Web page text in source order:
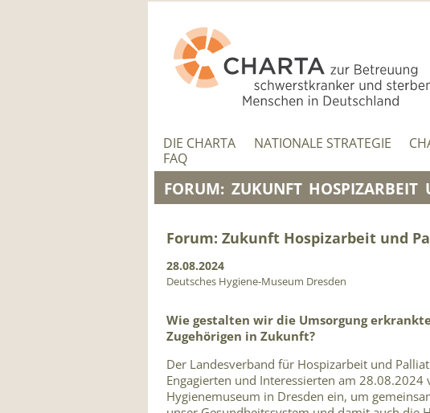
ÜBERSPRINGEN
ÜBERSPRINGEN
DIE CHARTA NATIONALE STRATEGIE
FAQ
FORUM: ZUKUNFT HOSPIZARBEIT
Forum: Zukunft Hospizarbeit und
28.08.2024
Deutsches Hygiene-Museum Dresden
Wie gestalten wir die Umsorgung
Zugehörigen in Zukunft?
Der Landesverband für Hospizarbeit und
Engagierten und Interessierten am
Hygienemuseum in Dresden ein, um